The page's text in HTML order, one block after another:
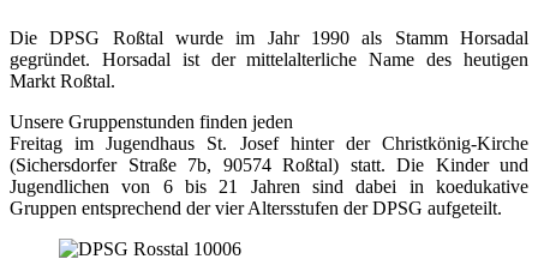
Die DPSG Roßtal wurde im Jahr 1990 als Stamm Horsadal
gegründet. Horsadal ist der mittelalterliche Name des heutigen
Markt Roßtal.
Unsere Gruppenstunden finden jeden
Freitag im Jugendhaus St. Josef hinter der Christkönig-Kirche
(Sichersdorfer Straße 7b, 90574 Roßtal) statt. Die Kinder und
Jugendlichen von 6 bis 21 Jahren sind dabei in koedukative
Gruppen entsprechend der vier Altersstufen der DPSG aufgeteilt.